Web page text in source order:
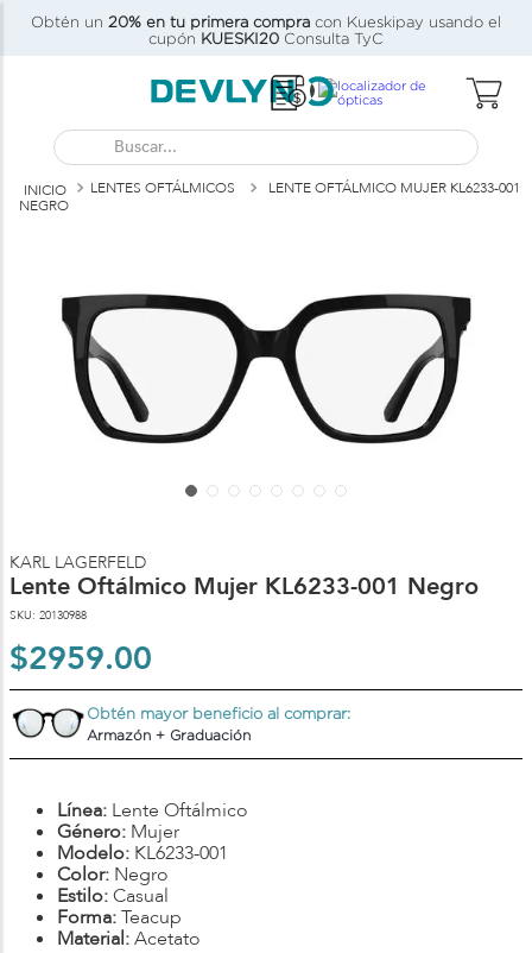
Obtén un 20% en tu primera compra con Kueskipay usando el
cupón KUESKI20 Consulta TyC
Buscar...
LENTES OFTÁLMICOS
LENTE OFTÁLMICO MUJER KL6233-001
NEGRO
KARL LAGERFELD
Lente Oftálmico Mujer KL6233-001 Negro
SKU: 20130988
$2959.00
Obtén mayor beneficio al comprar:
Armazón + Graduación
Línea: Lente Oftálmico
Género: Mujer
Modelo: KL6233-001
Color: Negro
Estilo:Casual
Forma:Teacup
Material:Acetato